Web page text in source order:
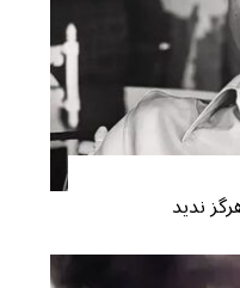
ندید